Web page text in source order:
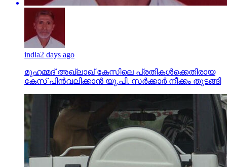
india2 days ago
മുഹമ്മദ് അഖ്‌ലാഖ് കേസിലെ പ്രതികള്‍ക്കെതിരായ
കേസ് പിന്‍വലിക്കാന്‍ യു.പി. സര്‍ക്കാര്‍ നീക്കം തുടങ്ങി